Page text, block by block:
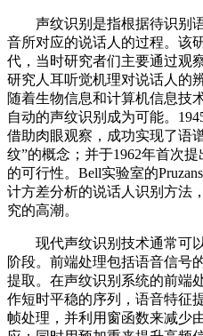
声纹识别是指根据待识别语
音所对应的说话人的过程。该
代，当时研究者们主要通过观
研究人耳听觉机理对说话人的
随着生物信息和计算机信息技
自动的声纹识别成为可能。
借助肉眼观察，成功实现了语
纹”的概念；并于1962年首次
的可行性。Bell实验室的
计方差分析的说话人识别方法
究的高潮。
现代声纹识别技术通常可以
阶段。前端处理包括语音信号
提取。在声纹识别系统的前端
作短时平稳的序列，语音特征
帧处理，并利用窗函数来减少